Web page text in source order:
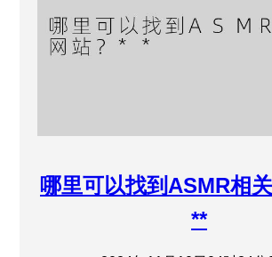
哪里可以找到ASMR相
**